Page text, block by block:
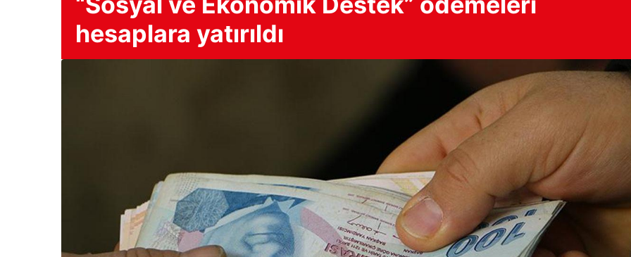
hesaplara yatırıldı